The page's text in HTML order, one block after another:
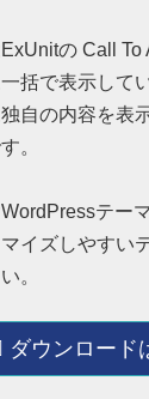
の Call To
括で表示して
自の内容を表
。
テー
イズしやすい
。
ダウンロード